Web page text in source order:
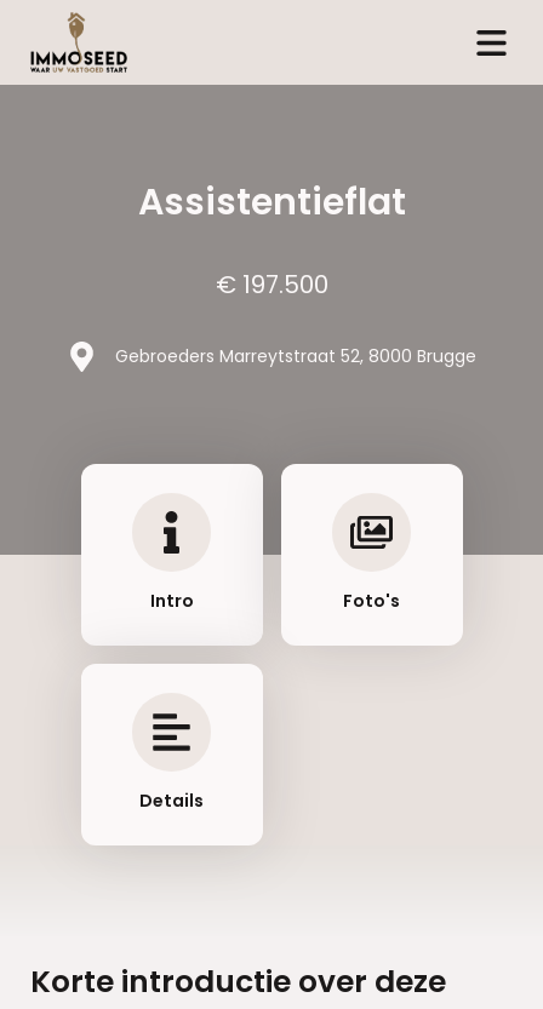
Assistentieflat
€ 197.500
Gebroeders Marreytstraat 52, 8000 Brugge
Intro Foto's
Details
Korte introductie over deze